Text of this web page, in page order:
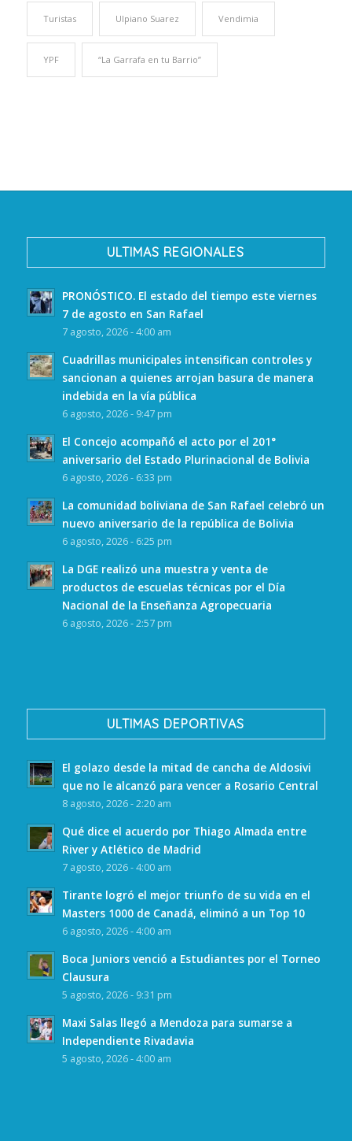
Turistas Ulpiano Suarez Vendimia
YPF “La Garrafa en tu Barrio”
ULTIMAS REGIONALES
PRONÓSTICO. El estado del tiempo este viernes
7 de agosto en San Rafael
7 agosto, 2026 - 4:00 am
Cuadrillas municipales intensifican controles y
sancionan a quienes arrojan basura de manera
indebida en la vía pública
6 agosto, 2026 - 9:47 pm
El Concejo acompañó el acto por el 201°
aniversario del Estado Plurinacional de Bolivia
6 agosto, 2026 - 6:33 pm
La comunidad boliviana de San Rafael celebró un
nuevo aniversario de la república de Bolivia
6 agosto, 2026 - 6:25 pm
La DGE realizó una muestra y venta de
productos de escuelas técnicas por el Día
Nacional de la Enseñanza Agropecuaria
6 agosto, 2026 - 2:57 pm
ULTIMAS DEPORTIVAS
El golazo desde la mitad de cancha de Aldosivi
que no le alcanzó para vencer a Rosario Central
8 agosto, 2026 - 2:20 am
Qué dice el acuerdo por Thiago Almada entre
River y Atlético de Madrid
7 agosto, 2026 - 4:00 am
Tirante logró el mejor triunfo de su vida en el
Masters 1000 de Canadá, eliminó a un Top 10
6 agosto, 2026 - 4:00 am
Boca Juniors venció a Estudiantes por el Torneo
Clausura
5 agosto, 2026 - 9:31 pm
Maxi Salas llegó a Mendoza para sumarse a
Independiente Rivadavia
5 agosto, 2026 - 4:00 am